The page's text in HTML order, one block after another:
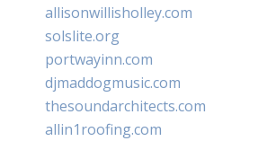
allisonwillisholley.com
solslite.org
portwayinn.com
djmaddogmusic.com
thesoundarchitects.com
allin1roofing.com